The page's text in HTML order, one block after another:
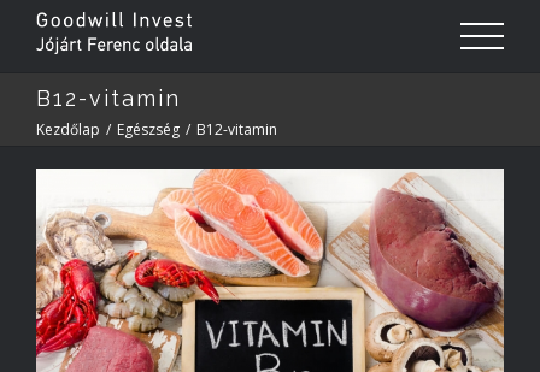
B12-vitamin
Kezdőlap / Egészség / B12-vitamin
Larger
Image